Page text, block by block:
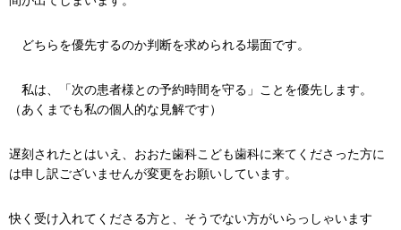
どちらを優先するのか判断を求められる場面です。
私は、「次の患者様との予約時間を守る」ことを優先します。
（あくまでも私の個人的な見解です）
遅刻されたとはいえ、おおた歯科こども歯科に来てくださった方に
は申し訳ございませんが変更をお願いしています。
快く受け入れてくださる方と、そうでない方がいらっしゃいます